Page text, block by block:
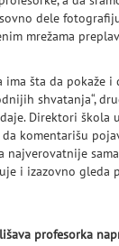
dele
mrežama
ima šta da pokaže i
shvatanja“,
Direktori škola
da komentarišu
najverovatnije
i izazovno gleda
profesorka